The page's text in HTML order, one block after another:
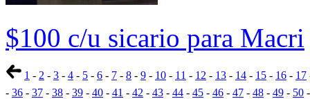
$100 c/u sicario para Macri
1 - 2 - 3 - 4 - 5 - 6 - 7 - 8 - 9 - 10 - 11 - 12 - 13 - 14 - 15 - 16 - 17
- 36 - 37 - 38 - 39 - 40 - 41 - 42 - 43 - 44 - 45 - 46 - 47 - 48 - 49 - 50